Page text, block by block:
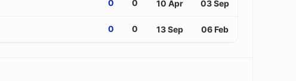
0 0 10 Apr 03 Sep
0 0 13 Sep 06 Feb